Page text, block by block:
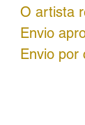
O artista
Envio
Envio por